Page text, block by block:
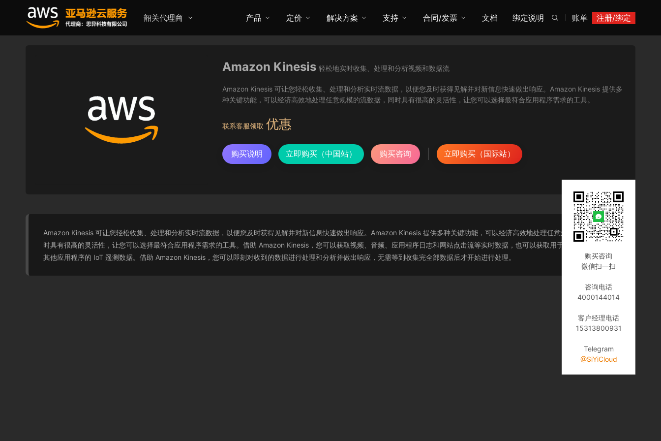
韶关代理商 账单 注册/绑定

产品 定价 解决方案 支持 合同/发票 文档 绑定说明
Amazon Kinesis 轻松地实时收集、处理和分析视频和数据流
Amazon Kinesis 可让您轻松收集、处理和分析实时流数据，以便您及时获得见解并对新信息快速做出响应。Amazon Kinesis 提供多
种关键功能，可以经济高效地处理任意规模的流数据，同时具有很高的灵活性，让您可以选择最符合应用程序需求的工具。
联系客服领取 优惠
购买说明 立即购买（中国站） 购买咨询 立即购买（国际站）
Amazon Kinesis 可让您轻松收集、处理和分析实时流数据，以便您及时获得见解并对新信息快速做出响应。Amazon Kinesis 提供多种关键功能，可以经济高效地处理任意规模的流数据，同
时具有很高的灵活性，让您可以选择最符合应用程序需求的工具。借助 Amazon Kinesis，您可以获取视频、音频、应用程序日志和网站点击流等实时数据，也可以获取用于机器学习、分析和
其他应用程序的 IoT 遥测数据。借助 Amazon Kinesis，您可以即刻对收到的数据进行处理和分析并做出响应，无需等到收集完全部数据后才开始进行处理。
购买咨询
微信扫一扫
咨询电话
4000144014
客户经理电话
15313800931
Telegram
@SiYiCloud